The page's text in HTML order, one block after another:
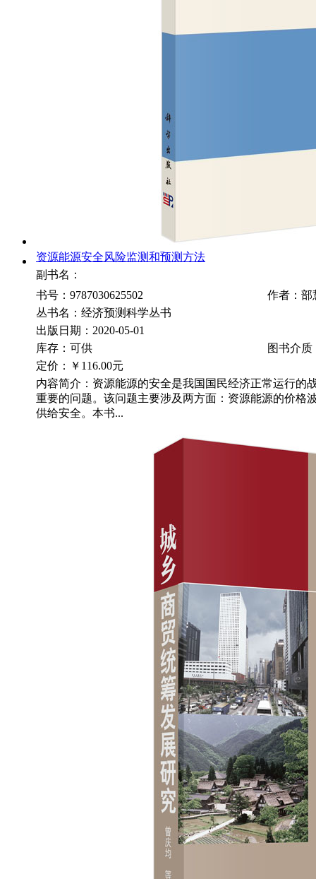
资源能源安全风险监测和预测方法
副书名：
书号：9787030625502
作者：部
丛书名：经济预测科学丛书
出版日期：2020-05-01
库存：可供
图书介质
定价：
￥116.00元
内容简介：资源能源的安全是我国国民经济正常运行的
重要的问题。该问题主要涉及两方面：资源能源的价格
供给安全。本书...